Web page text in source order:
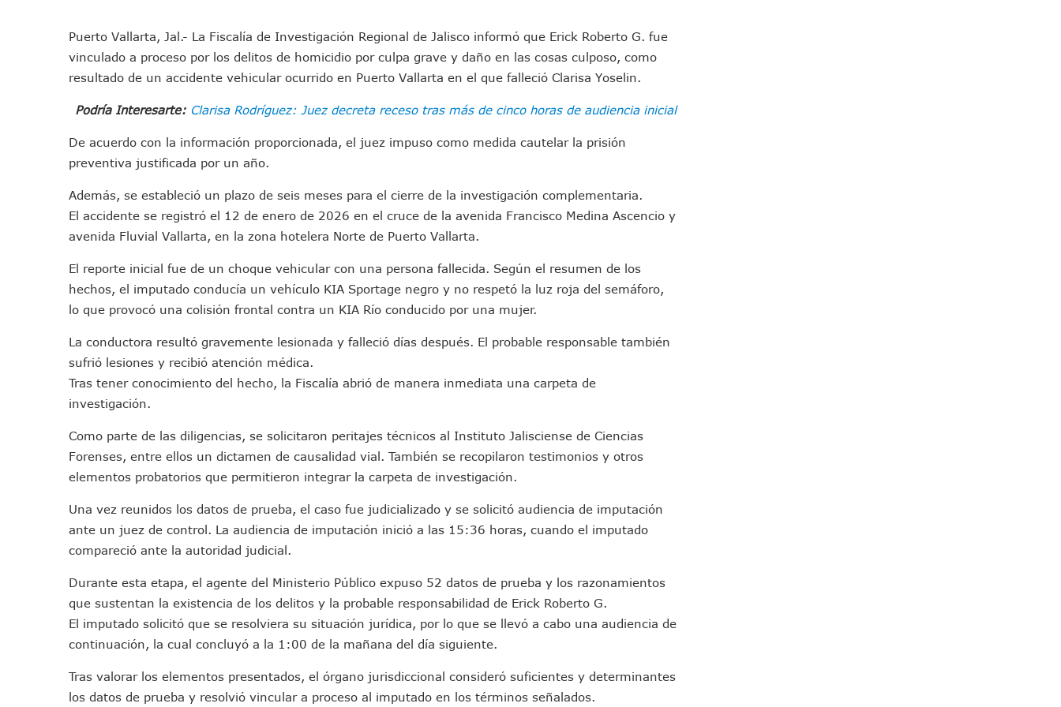
En Abril 2027 Terminarán El Centro Regional De Autismo En Puerto Vallarta
Puerto Vallarta Fortalece Su Promoción En California Con Seminarios Turísticos
Accidente En Un RZR, Principal Hipótesis Por La Muerte De Dos Jóvenes En El Río Ameca
Este Viernes, Lemus Inaugurará El Sistema De Electromovilidad En Puerto Vallarta
Morena Cierra Filas Por La Defensa Del Agua De Calidad En La Zona Metropolitana De Guadalajara
Hallazgo De Yareli Colmenares Tovar Eleva A 4 Cuerpos Encontrados En El Río
Regresa A Puerto Vallarta La Premiación Nacional De La Liga Premier FMF
Ra Aguilar Acompaña A Cientos De Familias En Las Paseadas De Las Palmas 2026
Oleaje Y Riesgo Por Cocodrilos Mantienen Restricciones En Playas De Puerto Vallarta
México Necesitaba 600 Mil Empleos; Solo Generó 262 Mil En Seis Meses: Coparmex
Poderoso Terremoto Destruye Edificios Y Puentes En Japón (VIDEOS)
ATM Incorpora 20 Nuevos Camiones Al Corredor Bahía De Banderas–Puerto Vallarta
Colectivos Piden A Lemus Más Ministerios Públicos Para Puerto Vallarta
Avenida Federación En Puerto Vallarta Registra 80% De Avance En Su Construcción
Mercado Vallarta Incluye Reúne A Emprendedores Locales En La Isla Shopping Village
Morenistas Imparten Taller En Puerto Vallarta
CEDHJ Señala Violaciones A Derechos De Víctima De Abuso Sexual En Preescolar
Lluvias E Inundaciones No Detienen El Transporte Público En Puerto Vallarta
Entregan Aparato Auditivo A Don Juan Ramírez En Puerto Vallarta
Juan Carlos Castro Realiza Asamblea Informativa En La Colonia Bobadilla
Huracán En Formación Podría Generar Oleaje Elevado En La Costa De Jalisco
Viajar A Puerto Vallarta Este Verano Puede Costar Hasta 22 Mil 677 Pesos
Buscan Reducir Riesgos Por Cocodrilos En Playas De Puerto Vallarta
Plantean “Ley Don Juanito” Al Diputado Federal Bruno Blancas
Puerto Vallarta, Jal.- La Fiscalía de Investigación Regional de Jalisco informó que Erick Roberto G. fue
vinculado a proceso por los delitos de homicidio por culpa grave y daño en las cosas culposo, como
resultado de un accidente vehicular ocurrido en Puerto Vallarta en el que falleció Clarisa Yoselin.
Podría Interesarte: Clarisa Rodríguez: Juez decreta receso tras más de cinco horas de audiencia inicial
De acuerdo con la información proporcionada, el juez impuso como medida cautelar la prisión
preventiva justificada por un año.
Además, se estableció un plazo de seis meses para el cierre de la investigación complementaria.
El accidente se registró el 12 de enero de 2026 en el cruce de la avenida Francisco Medina Ascencio y
avenida Fluvial Vallarta, en la zona hotelera Norte de Puerto Vallarta.
El reporte inicial fue de un choque vehicular con una persona fallecida. Según el resumen de los
hechos, el imputado conducía un vehículo KIA Sportage negro y no respetó la luz roja del semáforo,
lo que provocó una colisión frontal contra un KIA Río conducido por una mujer.
La conductora resultó gravemente lesionada y falleció días después. El probable responsable también
sufrió lesiones y recibió atención médica.
Tras tener conocimiento del hecho, la Fiscalía abrió de manera inmediata una carpeta de
investigación.
Como parte de las diligencias, se solicitaron peritajes técnicos al Instituto Jalisciense de Ciencias
Forenses, entre ellos un dictamen de causalidad vial. También se recopilaron testimonios y otros
elementos probatorios que permitieron integrar la carpeta de investigación.
Una vez reunidos los datos de prueba, el caso fue judicializado y se solicitó audiencia de imputación
ante un juez de control. La audiencia de imputación inició a las 15:36 horas, cuando el imputado
compareció ante la autoridad judicial.
Durante esta etapa, el agente del Ministerio Público expuso 52 datos de prueba y los razonamientos
que sustentan la existencia de los delitos y la probable responsabilidad de Erick Roberto G.
El imputado solicitó que se resolviera su situación jurídica, por lo que se llevó a cabo una audiencia de
continuación, la cual concluyó a la 1:00 de la mañana del día siguiente.
Tras valorar los elementos presentados, el órgano jurisdiccional consideró suficientes y determinantes
los datos de prueba y resolvió vincular a proceso al imputado en los términos señalados.